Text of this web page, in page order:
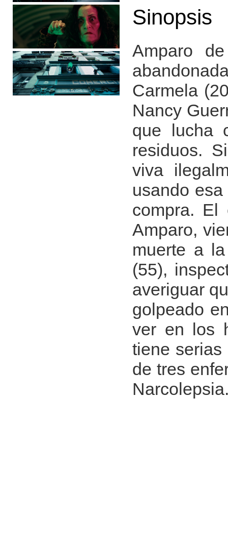
Sinopsis
Amparo
Carmela
Nancy
que lucha
residuos.
viva
usando
compra. El
Amparo,
muerte a
(55),
averiguar
golpeado
ver en los
tiene serias
de tres